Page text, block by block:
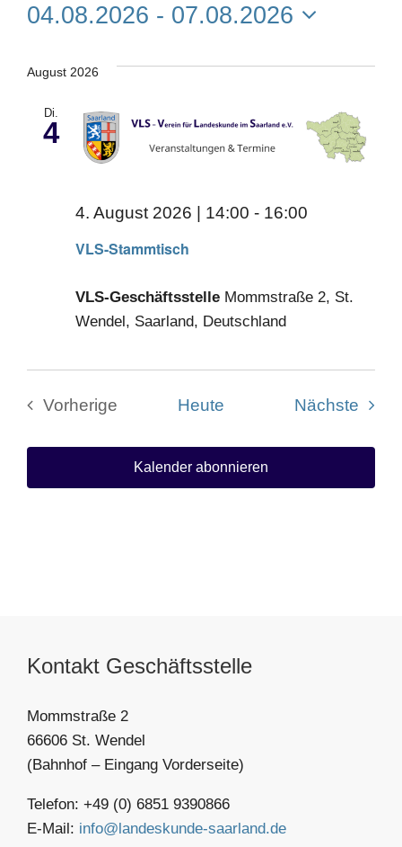
04.08.2026 - 07.08.2026
wählen.
August 2026
Di.
4
VLS-Stammtisch
4. August 2026 | 14:00 - 16:00
VLS-Geschäftsstelle Mommstraße 2, St.
Wendel, Saarland, Deutschland
Vorherige
Heute Nächste
Kalender abonnieren
Kontakt Geschäftsstelle
Mommstraße 2
66606 St. Wendel
(Bahnhof – Eingang Vorderseite)
Telefon: +49 (0) 6851 9390866
E-Mail: info@landeskunde-saarland.de